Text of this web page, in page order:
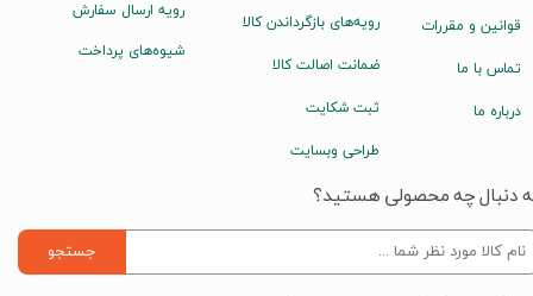
رویه ارسال سفارش
شیوه‌های پرداخت
رویه‌های بازگرداندن کالا
ضمانت اصالت کالا
ثبت شکایت
طراحی وبسایت
قوانین و مقررات
تماس با ما
درباره ما
دنبال چه محصولی هستید؟
جستجو